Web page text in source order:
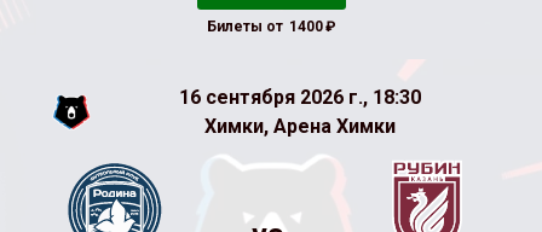
Билеты от 1400₽
16 сентября 2026 г., 18:30
Химки, Арена Химки